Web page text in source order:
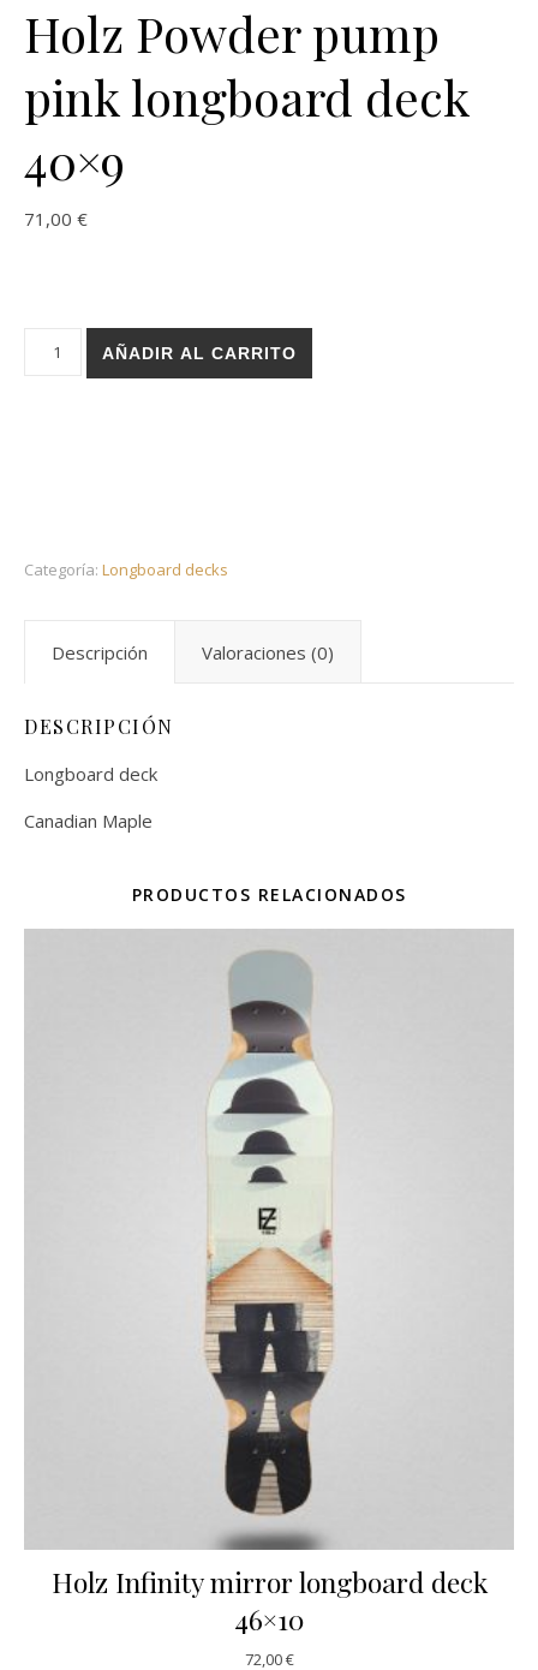
Holz Powder pump
pink longboard deck
40×9
71,00 €
Holz Powder pump pink longboard deck 40x9 cantidad
AÑADIR AL CARRITO
Categoría: Longboard decks
Descripción Valoraciones (0)
DESCRIPCIÓN
Longboard deck
Canadian Maple
PRODUCTOS RELACIONADOS
Holz Infinity mirror longboard deck
46×10
72,00€